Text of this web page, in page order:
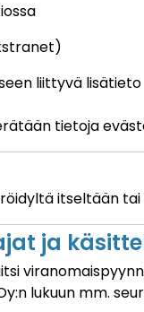
liittyvä lisätieto
tietoja
itseltään
ja
lukuun mm.